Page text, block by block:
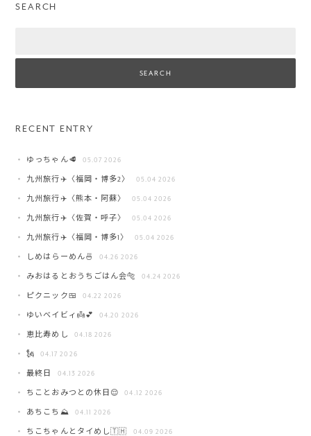
SEARCH
RECENT ENTRY
ゆっちゃん🥩 05.07 2026
九州旅行✈️〈福岡・博多2〉 05.04 2026
九州旅行✈️〈熊本・阿蘇〉 05.04 2026
九州旅行✈️〈佐賀・呼子〉 05.04 2026
九州旅行✈️〈福岡・博多1〉 05.04 2026
しめはらーめん🍜 04.26 2026
みおはるとおうちごはん会🐅 04.24 2026
ピクニック🍱 04.22 2026
ゆいベイビィ👼💕 04.20 2026
恵比寿めし 04.18 2026
🗽 04.17 2026
最終日 04.13 2026
ちことおみつとの休日😌 04.12 2026
あちこち⛰️ 04.11 2026
ちこちゃんとタイめし🇹🇭 04.09 2026